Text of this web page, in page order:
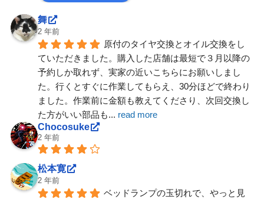
舞
2 年前
原付のタイヤ交換とオイル交換をし
ていただきました。購入した店舗は最短で３月以降の
予約しか取れず、実家の近いこちらにお願いしまし
た。行くとすぐに作業してもらえ、30分ほどで終わり
ました。作業前に金額も教えてくださり、次回交換し
た方がいい部品も... read more
Chocosuke
2 年前
松本寛
2 年前
ベッドランプの玉切れで、やっと見